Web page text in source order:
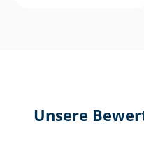
Unsere